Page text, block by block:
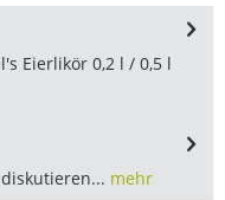
Eierlikör 0,2 l / 0,5 l
mehr